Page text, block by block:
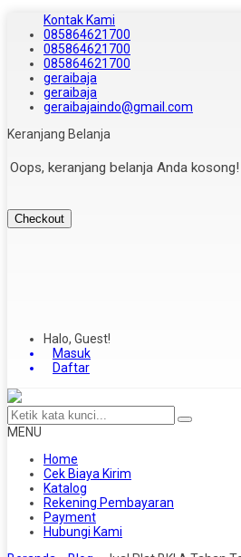
Kontak Kami
085864621700
085864621700
085864621700
geraibaja
geraibaja
geraibajaindo@gmail.com
Keranjang Belanja
Oops, keranjang belanja Anda kosong!
Checkout
Halo, Guest!
Masuk
Daftar
MENU
Home
Cek Biaya Kirim
Katalog
Rekening Pembayaran
Payment
Hubungi Kami